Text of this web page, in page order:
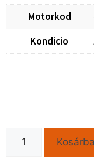
Motorkod
Kondicio